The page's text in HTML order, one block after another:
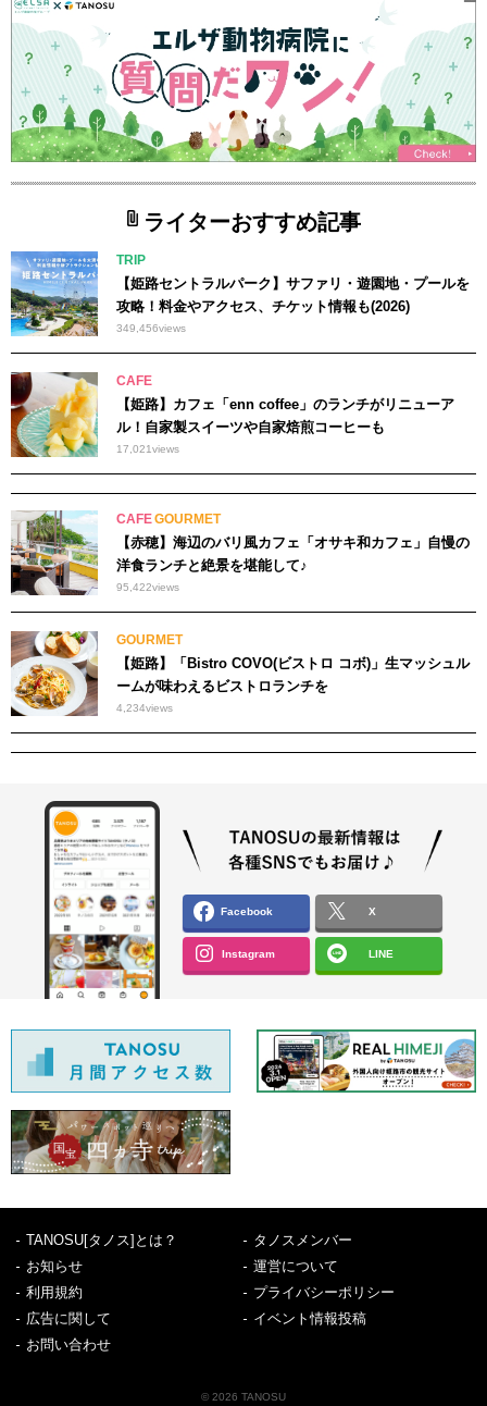
ライターおすすめ記事
TRIP
【姫路セントラルパーク】サファリ・遊園地・プールを
攻略！料金やアクセス、チケット情報も(2026)
349,456views
CAFE
【姫路】カフェ「enn coffee」のランチがリニューア
ル！自家製スイーツや自家焙煎コーヒーも
17,021views
CAFEGOURMET
【赤穂】海辺のバリ風カフェ「オサキ和カフェ」自慢の
洋食ランチと絶景を堪能して♪
95,422views
GOURMET
【姫路】「Bistro COVO(ビストロ コボ)」生マッシュル
ームが味わえるビストロランチを
4,234views
Facebook X
Instagram LINE
TANOSU[タノス]とは？
タノスメンバー
お知らせ
運営について
利用規約
プライバシーポリシー
広告に関して
イベント情報投稿
お問い合わせ
© 2026 TANOSU